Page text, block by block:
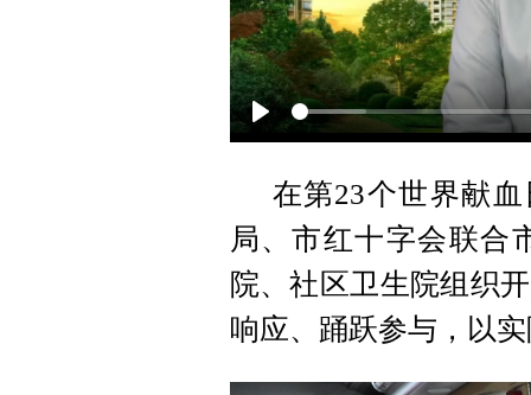
Play
在第23个世界献
局、市红十字会联合
院、社区卫生院组织
响应、踊跃参与，以